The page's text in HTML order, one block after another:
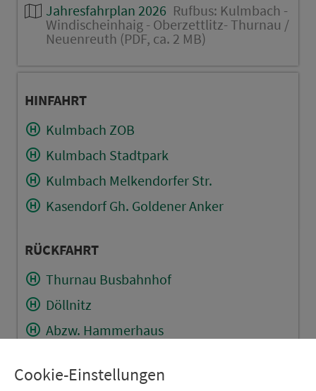
Jahresfahrplan 2026 Rufbus: Kulmbach -
Windischeinhaig - Oberzettlitz- Thurnau /
Neuenreuth (PDF, ca. 2 MB)
HINFAHRT
Kulmbach ZOB
Kulmbach Stadtpark
Kulmbach Melkendorfer Str.
Kasendorf Gh. Goldener Anker
RÜCKFAHRT
Thurnau Busbahnhof
Döllnitz
Abzw. Hammerhaus
Kemeritz
Cookie-Einstellungen